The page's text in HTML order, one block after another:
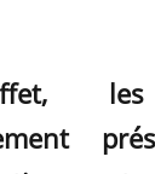
les